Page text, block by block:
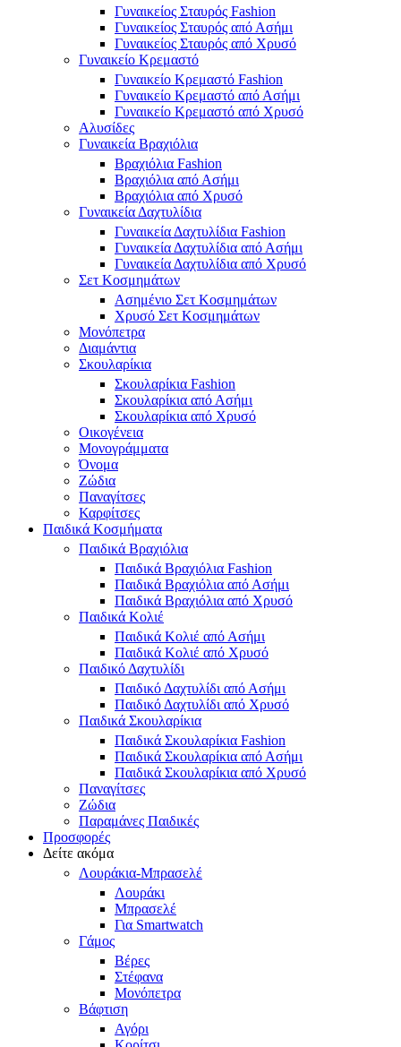
Γυναικείος Σταυρός Fashion
Γυναικείος Σταυρός από Ασήμι
Γυναικείος Σταυρός από Χρυσό
Γυναικείο Κρεμαστό
Γυναικείο Κρεμαστό Fashion
Γυναικείο Κρεμαστό από Ασήμι
Γυναικείο Κρεμαστό από Χρυσό
Αλυσίδες
Γυναικεία Βραχιόλια
Βραχιόλια Fashion
Βραχιόλια από Ασήμι
Βραχιόλια από Χρυσό
Γυναικεία Δαχτυλίδια
Γυναικεία Δαχτυλίδια Fashion
Γυναικεία Δαχτυλίδια από Ασήμι
Γυναικεία Δαχτυλίδια από Χρυσό
Σετ Κοσμημάτων
Ασημένιο Σετ Κοσμημάτων
Χρυσό Σετ Κοσμημάτων
Μονόπετρα
Διαμάντια
Σκουλαρίκια
Σκουλαρίκια Fashion
Σκουλαρίκια από Ασήμι
Σκουλαρίκια από Χρυσό
Οικογένεια
Μονογράμματα
Όνομα
Ζώδια
Παναγίτσες
Καρφίτσες
Παιδικά Κοσμήματα
Παιδικά Βραχιόλια
Παιδικά Βραχιόλια Fashion
Παιδικά Βραχιόλια από Ασήμι
Παιδικά Βραχιόλια από Χρυσό
Παιδικά Κολιέ
Παιδικά Κολιέ από Ασήμι
Παιδικά Κολιέ από Χρυσό
Παιδικό Δαχτυλίδι
Παιδικό Δαχτυλίδι από Ασήμι
Παιδικό Δαχτυλίδι από Χρυσό
Παιδικά Σκουλαρίκια
Παιδικά Σκουλαρίκια Fashion
Παιδικά Σκουλαρίκια από Ασήμι
Παιδικά Σκουλαρίκια από Χρυσό
Παναγίτσες
Ζώδια
Παραμάνες Παιδικές
Προσφορές
Δείτε ακόμα
Λουράκια-Μπρασελέ
Λουράκι
Μπρασελέ
Για Smartwatch
Γάμος
Βέρες
Στέφανα
Μονόπετρα
Βάφτιση
Αγόρι